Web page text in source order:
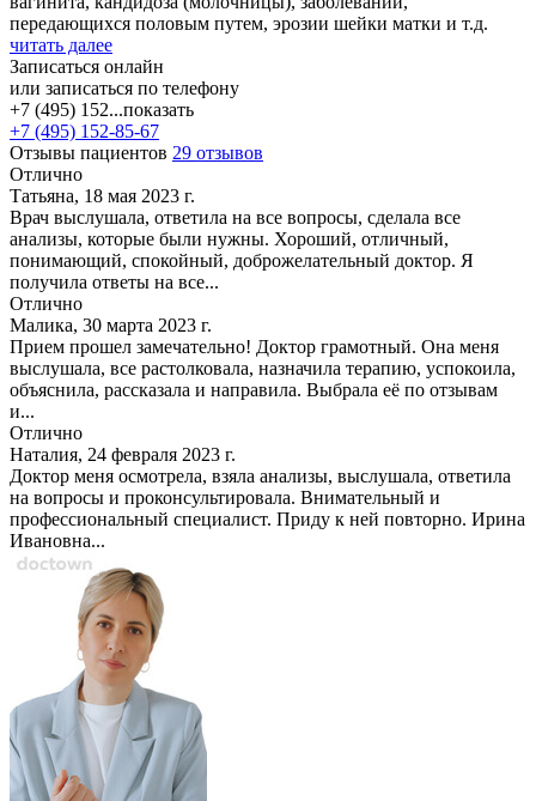
передающихся половым путем, эрозии шейки матки и т.д.
читать далее
Записаться онлайн
или записаться по телефону
+7 (495) 152...показать
+7 (495) 152-85-67
Отзывы пациентов 29 отзывов
Отлично
Татьяна, 18 мая 2023 г.
Врач выслушала, ответила на все вопросы, сделала все
анализы, которые были нужны. Хороший, отличный,
понимающий, спокойный, доброжелательный доктор. Я
получила ответы на все...
Отлично
Малика, 30 марта 2023 г.
Прием прошел замечательно! Доктор грамотный. Она меня
выслушала, все растолковала, назначила терапию, успокоила,
объяснила, рассказала и направила. Выбрала её по отзывам
и...
Отлично
Наталия, 24 февраля 2023 г.
Доктор меня осмотрела, взяла анализы, выслушала, ответила
на вопросы и проконсультировала. Внимательный и
профессиональный специалист. Приду к ней повторно. Ирина
Ивановна...